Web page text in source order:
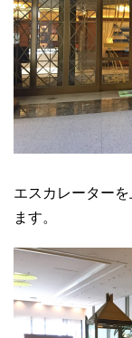
エスカレーター
ます。